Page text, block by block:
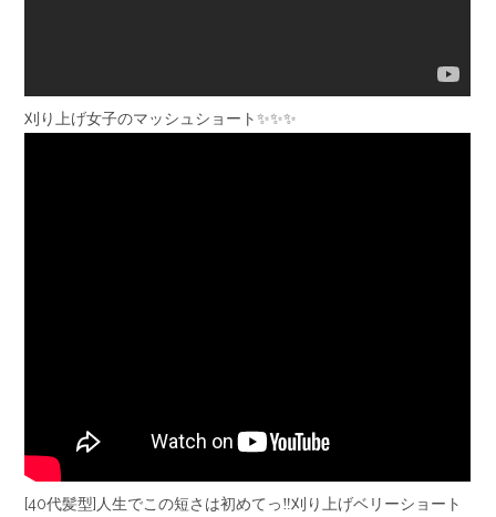
刈り上げ女子のマッシュショート✨✨✨
[40代髪型]人生でこの短さは初めてっ‼︎刈り上げベリーショート